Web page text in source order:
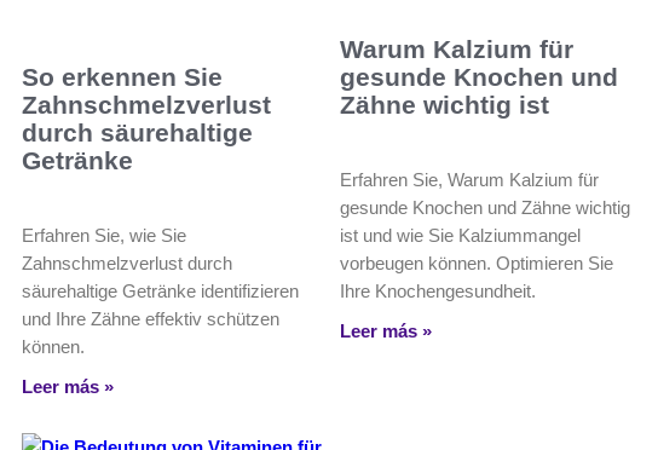
So erkennen Sie
Zahnschmelzverlust
durch säurehaltige
Getränke
Erfahren Sie, wie Sie
Zahnschmelzverlust durch
säurehaltige Getränke identifizieren
und Ihre Zähne effektiv schützen
können.
Leer más »
Warum Kalzium für
gesunde Knochen und
Zähne wichtig ist
Erfahren Sie, Warum Kalzium für
gesunde Knochen und Zähne wichtig
ist und wie Sie Kalziummangel
vorbeugen können. Optimieren Sie
Ihre Knochengesundheit.
Leer más »